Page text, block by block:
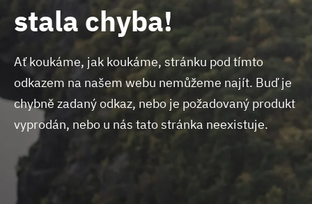
stala chyba!
Ať koukáme, jak koukáme, stránku pod tímto
odkazem na našem webu nemůžeme najít. Buď je
chybně zadaný odkaz, nebo je požadovaný produkt
vyprodán, nebo u nás tato stránka neexistuje.